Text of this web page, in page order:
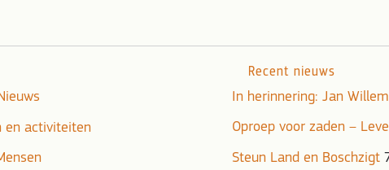
en activiteiten
Recent nieuws
In herinnering: Jan
Oproep voor zaden –
Steun Land en Boschzigt